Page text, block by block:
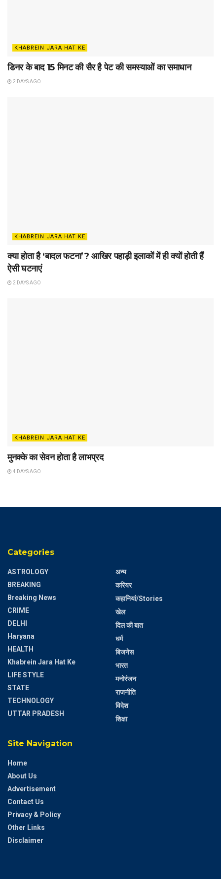
KHABREIN JARA HAT KE
डिनर के बाद 15 मिनट की सैर है पेट की समस्याओं का समाधान
2 DAYS AGO
KHABREIN JARA HAT KE
क्या होता है ‘बादल फटना’? आखिर पहाड़ी इलाकों में ही क्यों होती हैं
ऐसी घटनाएं
2 DAYS AGO
KHABREIN JARA HAT KE
मुनक्के का सेवन होता है लाभप्रद
4 DAYS AGO
Categories
ASTROLOGY
BREAKING
Breaking News
CRIME
DELHI
Haryana
HEALTH
Khabrein Jara Hat Ke
LIFE STYLE
STATE
TECHNOLOGY
UTTAR PRADESH
अन्य
करियर
कहानियां/Stories
खेल
दिल की बात
धर्म
बिजनेस
भारत
मनोरंजन
राजनीति
विदेश
शिक्षा
Site Navigation
Home
About Us
Advertisement
Contact Us
Privacy & Policy
Other Links
Disclaimer